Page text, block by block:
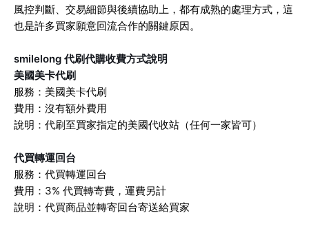
風控判斷、交易細節與後續協助上，都有成熟的處理方式，這
也是許多買家願意回流合作的關鍵原因。
smilelong 代刷代購收費方式說明
美國美卡代刷
服務：美國美卡代刷
費用：沒有額外費用
說明：代刷至買家指定的美國代收站（任何一家皆可）
代買轉運回台
服務：代買轉運回台
費用：3% 代買轉寄費，運費另計
說明：代買商品並轉寄回台寄送給買家